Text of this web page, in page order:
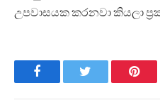
උපවාසයක කරනවා කියලා
FacebookTwitter